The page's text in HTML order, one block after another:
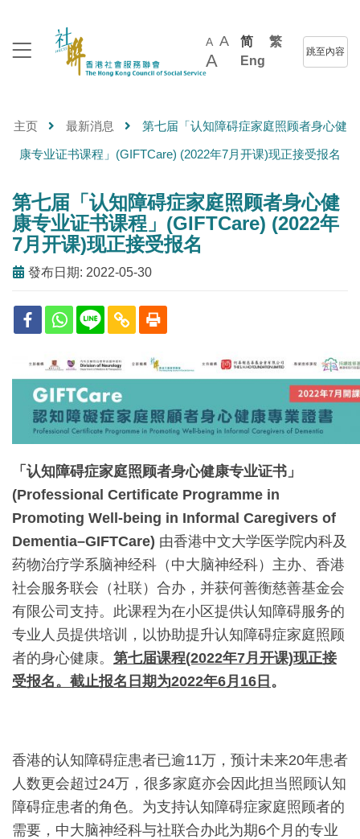
A A
A
简
繁
Eng
跳至內容
主页 最新消息 第七届「认知障碍症家庭照顾者身心健
康专业证书课程」(GIFTCare) (2022年7月开课)现正接受报名
第七届「认知障碍症家庭照顾者身心健
康专业证书课程」(GIFTCare) (2022年
7月开课)现正接受报名
發布日期: 2022-05-30
「认知障碍症家庭照顾者身心健康专业证书」
(Professional Certificate Programme in
Promoting Well-being in Informal Caregivers of
Dementia–GIFTCare) 由香港中文大学医学院内科及
药物治疗学系脑神经科（中大脑神经科）主办、香港
社会服务联会（社联）合办，并获何善衡慈善基金会
有限公司支持。此课程为在小区提供认知障碍服务的
专业人员提供培训，以协助提升认知障碍症家庭照顾
者的身心健康。 第七届课程(2022年7月开课)现正接
受报名。截止报名日期为2022年6月16日 。
香港的认知障碍症患者已逾11万，预计未来20年患者
人数更会超过24万，很多家庭亦会因此担当照顾认知
障碍症患者的角色。为支持认知障碍症家庭照顾者的
需要，中大脑神经科与社联合办此为期6个月的专业